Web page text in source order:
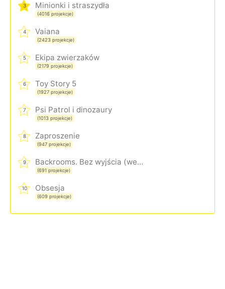
3 Minionki i straszydła
(4016 projekcje)
4 Vaiana
(2423 projekcje)
5 Ekipa zwierzaków
(2179 projekcje)
6 Toy Story 5
(1927 projekcje)
7 Psi Patrol i dinozaury
(1013 projekcje)
8 Zaproszenie
(947 projekcje)
9 Backrooms. Bez wyjścia (wersja rozszerzona)
(691 projekcje)
10 Obsesja
(609 projekcje)